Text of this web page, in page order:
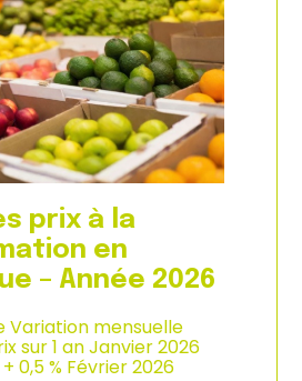
prix à la
en
– Année 2026
Variation mensuelle
sur 1 an Janvier 2026
+ 0,5 % Février 2026